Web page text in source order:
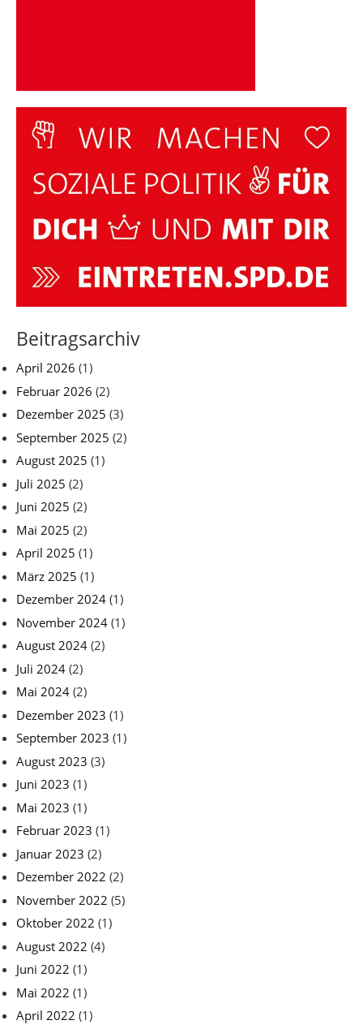
Beitragsarchiv
April 2026 (1)
Februar 2026 (2)
Dezember 2025 (3)
September 2025 (2)
August 2025 (1)
Juli 2025 (2)
Juni 2025 (2)
Mai 2025 (2)
April 2025 (1)
März 2025 (1)
Dezember 2024 (1)
November 2024 (1)
August 2024 (2)
Juli 2024 (2)
Mai 2024 (2)
Dezember 2023 (1)
September 2023 (1)
August 2023 (3)
Juni 2023 (1)
Mai 2023 (1)
Februar 2023 (1)
Januar 2023 (2)
Dezember 2022 (2)
November 2022 (5)
Oktober 2022 (1)
August 2022 (4)
Juni 2022 (1)
Mai 2022 (1)
April 2022 (1)